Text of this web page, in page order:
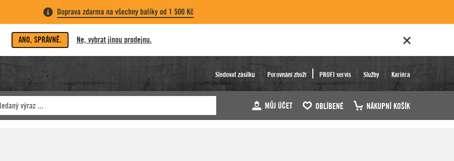
Doprava zdarma na všechny balíky od 1 500 Kč
ANO, SPRÁVNĚ. Ne, vybrat jinou prodejnu.
Sledovat zásilku Porovnání zboží PROFI servis Služby Kariéra
MŮJ ÚČET OBLÍBENÉ NÁKUPNÍ KOŠÍK